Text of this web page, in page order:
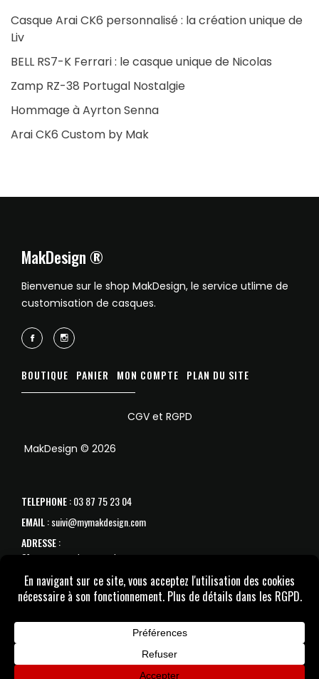
Casque Arai CK6 personnalisé : la création unique de
Liv
BELL RS7-K Ferrari : le casque unique de Nicolas
Zamp RZ-38 Portugal Nostalgie
Hommage à Ayrton Senna
Arai CK6 Custom by Mak
MakDesign ®
Bienvenue sur le shop MakDesign, le service utlime de
customisation de casques.
BOUTIQUE PANIER MON COMPTE PLAN DU SITE
CGV et RGPD
MakDesign © 2026
TELEPHONE: 03 87 75 23 04
EMAIL: suivi@mymakdesign.com
ADRESSE:
31 avenue de Strasbourg
57070 Metz
SAV :